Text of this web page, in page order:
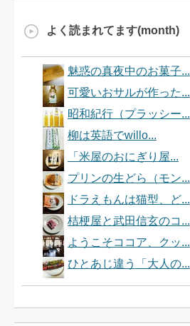
よく読まれてます(month)
魅惑の真夜中のお菓子...
可愛いおサルが作った...
昭和紀行（プラッシー...
柳は英語でwillo...
「米屋のおにぎり屋...
プリンの生どら（モン...
ドラえもんは猫型、ど...
桔梗屋と武田信玄のコ...
ようこそココア、クッ...
ひとあじ違う「大人の...